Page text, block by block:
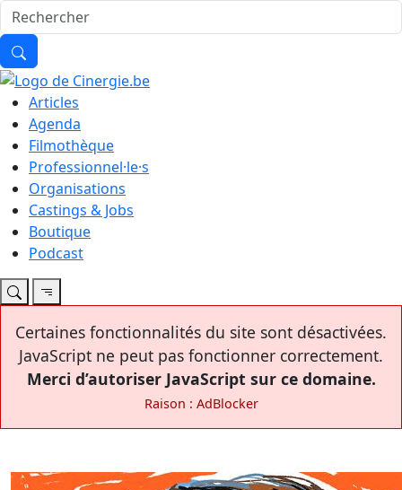
Articles
Agenda
Filmothèque
Professionnel·le·s
Organisations
Castings & Jobs
Boutique
Podcast
Certaines fonctionnalités du site sont désactivées.
JavaScript ne peut pas fonctionner correctement.
Merci d’autoriser JavaScript sur ce domaine.
Raison : AdBlocker